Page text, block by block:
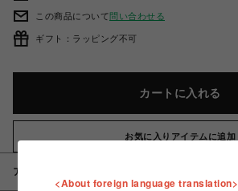
この商品について問い合わせる
ギフト：ラッピング不可
カートに入れる
お気に入りアイテムに追加
アイテム説明 / 素材
<About foreign language translation>